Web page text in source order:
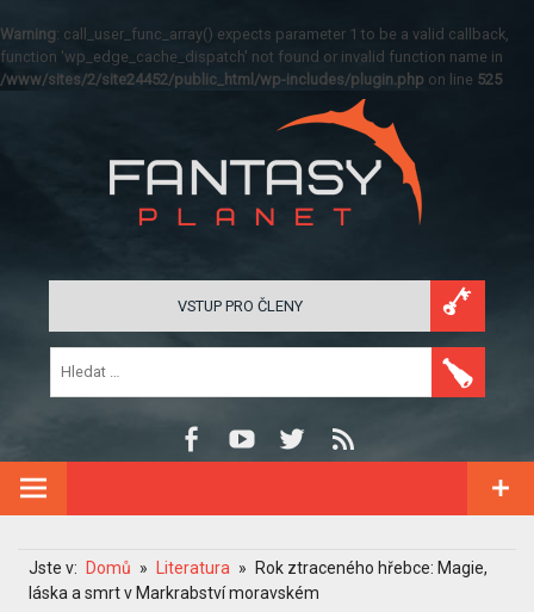
Warning: call_user_func_array() expects parameter 1 to be a valid callback,
function 'wp_edge_cache_dispatch' not found or invalid function name in
/www/sites/2/site24452/public_html/wp-includes/plugin.php on line 525
VSTUP PRO ČLENY
Jste v: Domů Literatura
Rok ztraceného hřebce: Magie,
láska a smrt v Markrabství moravském